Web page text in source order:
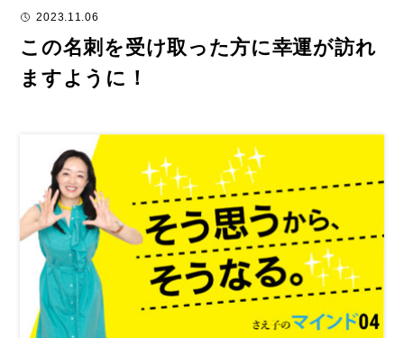
2023.11.06
この名刺を受け取った方に幸運が訪れ
ますように！